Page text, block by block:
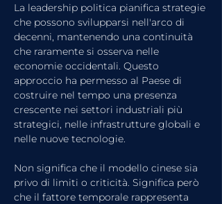
La leadership politica pianifica strategie
che possono svilupparsi nell'arco di
decenni, mantenendo una continuità
che raramente si osserva nelle
economie occidentali. Questo
approccio ha permesso al Paese di
costruire nel tempo una presenza
crescente nei settori industriali più
strategici, nelle infrastrutture globali e
nelle nuove tecnologie.
Non significa che il modello cinese sia
privo di limiti o criticità. Significa però
che il fattore temporale rappresenta